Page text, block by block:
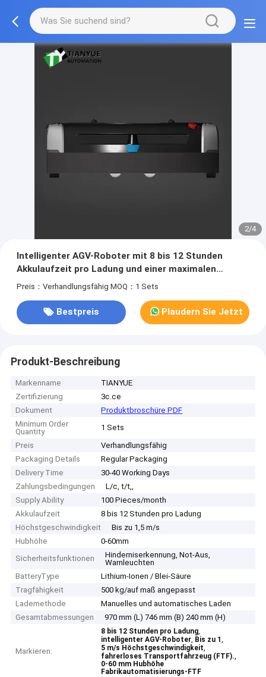
2/4
Intelligenter AGV-Roboter mit 8 bis 12 Stunden
Akkulaufzeit pro Ladung und einer maximalen
Geschwindigkeit von bis zu 1,5 m/s, mit 0-60 mm
Preis：Verhandlungsfähig MOQ：1 Sets
Bestpreis Plaudern Sie Jetzt
Produkt-Beschreibung
Markenname
TIANYUE
Zertifizierung
3c.ce
Dokument
Produktbroschüre PDF
Minimum Order
Quantity
1 Sets
Preis
Verhandlungsfähig
Packaging Details
Regular Packaging
Delivery Time
30-40 Working Days
Zahlungsbedingungen
L/c, t/t,,
Supply Ability
100 Pieces/month
Akkulaufzeit
8 bis 12 Stunden pro Ladung
Höchstgeschwindigkeit
Bis zu 1,5 m/s
Hubhöhe
0-60mm
Sicherheitsfunktionen
Hinderniserkennung, Not-Aus,
Warnleuchten
BatteryType
Lithium-Ionen / Blei-Säure
Tragfähigkeit
500 kg/auf maß angepasst
Lademethode
Manuelles und automatisches Laden
Gesamtabmessungen
970 mm (L) 746 mm (B) 240 mm (H)
Markieren:
8 bis 12 Stunden pro Ladung,
intelligenter AGV-Roboter, Bis zu 1,
5 m/s Höchstgeschwindigkeit,
fahrerloses Transportfahrzeug (FTF).,
0-60 mm Hubhöhe
Fabrikautomatisierungs-FTF